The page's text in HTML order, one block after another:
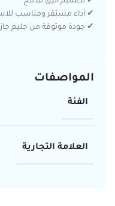
✔ أداء مستقر ومناسب
✔ جودة موثوقة من جليم جاز
المواصفات
الفئة
العلامة التجارية